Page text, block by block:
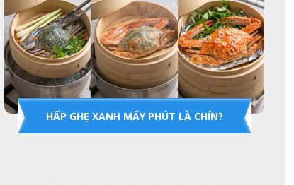
HẤP GHẸ XANH MẤY PHÚT LÀ CHÍN?